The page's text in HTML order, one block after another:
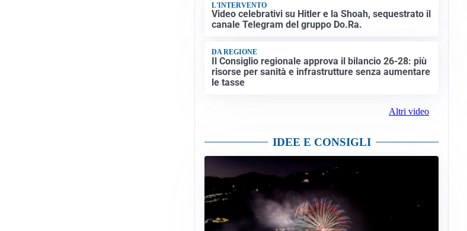
L'INTERVENTO
Video celebrativi su Hitler e la Shoah, sequestrato il
canale Telegram del gruppo Do.Ra.
DA REGIONE
Il Consiglio regionale approva il bilancio 26-28: più
risorse per sanità e infrastrutture senza aumentare
le tasse
Altri video
IDEE E CONSIGLI